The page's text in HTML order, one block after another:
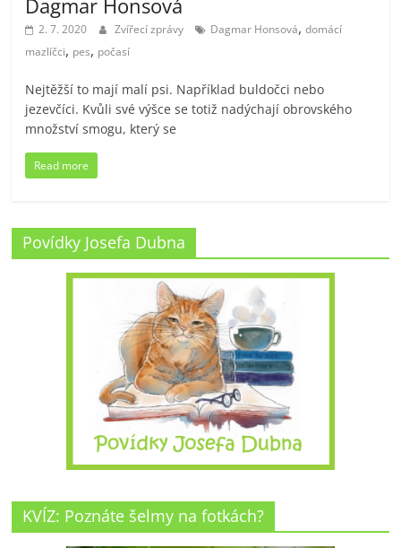
Dagmar Honsová
2. 7. 2020 Zvířecí zprávy Dagmar Honsová,domácí
mazlíčci, pes, počasí
Nejtěžší to mají malí psi. Například buldočci nebo
jezevčíci. Kvůli své výšce se totiž nadýchají obrovského
množství smogu, který se
Read more
Povídky Josefa Dubna
KVÍZ: Poznáte šelmy na fotkách?